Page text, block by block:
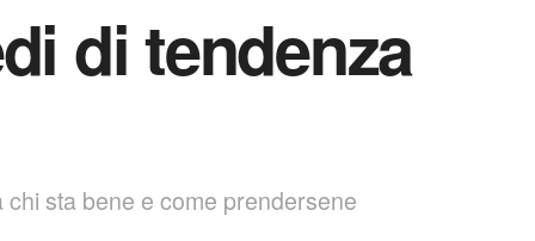
di tendenza
sta bene e come prendersene